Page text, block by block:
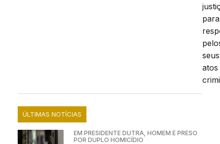
para
seus
atos
ÚLTIMAS NOTÍCIAS
EM PRESIDENTE DUTRA, HOMEM É PRESO
POR DUPLO HOMICÍDIO